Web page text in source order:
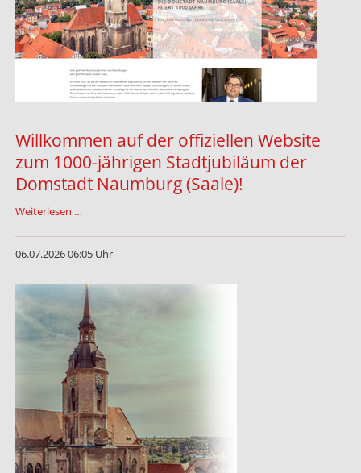
Willkommen auf der offiziellen Website
zum 1000-jährigen Stadtjubiläum der
Domstadt Naumburg (Saale)!
Weiterlesen …Willkommen
offiziellen
zum
1000-
jährigen
Stadtjubiläum
der
Domstadt
Naumburg
(Saale)!
06.07.2026 06:05 Uhr